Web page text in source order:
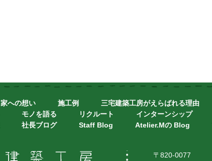
家への想い 施工例 三宅建築工房がえらばれる理由
モノを語る リクルート インターンシップ
社長ブログ Staff Blog Atelier.Mの Blog
〒820-0077